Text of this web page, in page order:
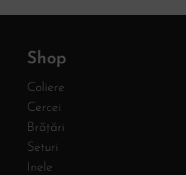
Shop
Coliere
Cercei
Brățări
Seturi
Inele